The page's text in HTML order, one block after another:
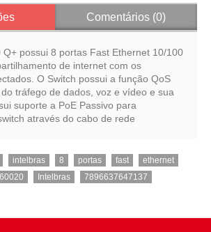
Comentários (0)
Q+ possui 8 portas Fast Ethernet 10/100
de internet com os
O Switch possui a função QoS
tráfego de dados, voz e vídeo e sua
suporte a PoE Passivo para
através do cabo de rede
intelbras 8 portas fast ethernet
Intelbras 7896637647137